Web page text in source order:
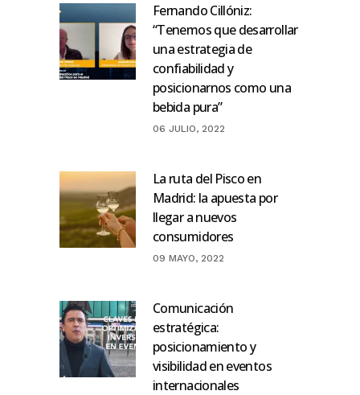
Fernando Cillóniz:
“Tenemos que desarrollar
una estrategia de
confiabilidad y
posicionarnos como una
bebida pura”
06 JULIO, 2022
La ruta del Pisco en
Madrid: la apuesta por
llegar a nuevos
consumidores
09 MAYO, 2022
Comunicación
estratégica:
posicionamiento y
visibilidad en eventos
internacionales